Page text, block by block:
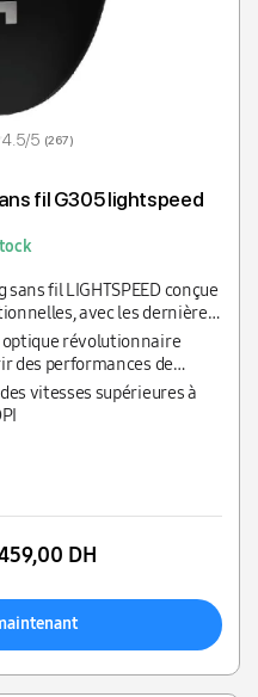
4.5/5 (267)
fil G305 lightspeed
fil LIGHTSPEED conçue
avec les dernières
prix abordable.
optique révolutionnaire
des performances de
vitesses supérieures à
DH